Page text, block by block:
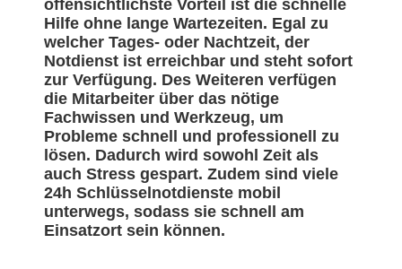
offensichtlichste Vorteil ist die schnelle
Hilfe ohne lange Wartezeiten. Egal zu
welcher Tages- oder Nachtzeit, der
Notdienst ist erreichbar und steht sofort
zur Verfügung. Des Weiteren verfügen
die Mitarbeiter über das nötige
Fachwissen und Werkzeug, um
Probleme schnell und professionell zu
lösen. Dadurch wird sowohl Zeit als
auch Stress gespart. Zudem sind viele
24h Schlüsselnotdienste mobil
unterwegs, sodass sie schnell am
Einsatzort sein können.